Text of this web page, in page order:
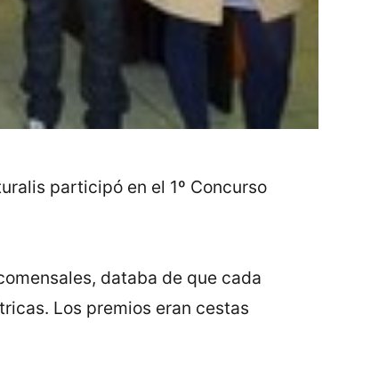
participó en el 1º Concurso
databa de que cada
Los premios eran cestas